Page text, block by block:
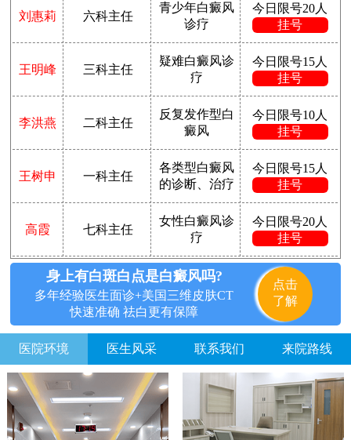
刘惠莉 六科主任
青少年白癜风
诊疗
今日限号20人
挂号
王明峰 三科主任
疑难白癜风诊
疗
今日限号15人
挂号
李洪燕 二科主任
反复发作型白
癜风
今日限号10人
挂号
王树申 一科主任
各类型白癜风
的诊断、治疗
今日限号15人
挂号
高霞 七科主任
女性白癜风诊
疗
今日限号20人
挂号
身上有白斑白点是白癜风吗?
多年经验医生面诊+美国三维皮肤CT
快速准确 祛白更有保障
点击
了解
医院环境 医生风采 联系我们 来院路线